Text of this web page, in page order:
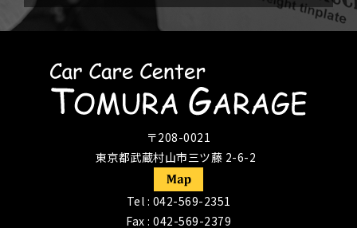
〒208-0021
東京都武蔵村山市三ツ藤 2-6-2
Tel : 042-569-2351
Fax : 042-569-2379